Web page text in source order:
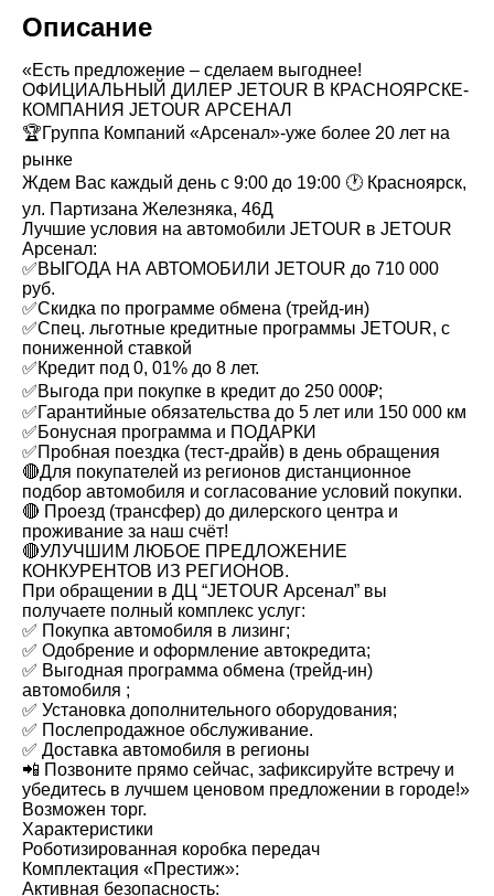
Описание
«Есть предложение – сделаем выгоднее!
ОФИЦИАЛЬНЫЙ ДИЛЕР JETOUR В КРАСНОЯРСКЕ-
КОМПАНИЯ JETOUR АРСЕНАЛ
🏆Группа Компаний «Арсенал»-уже более 20 лет на
рынке
Ждем Вас каждый день с 9:00 до 19:00 🕐 Красноярск,
ул. Партизана Железняка, 46Д
Лучшие условия на автомобили JETOUR в JETOUR
Арсенал:
✅ВЫГОДА НА АВТОМОБИЛИ JETOUR до 710 000
руб.
✅Скидка по программе обмена (трейд-ин)
✅Спец. льготные кредитные программы JETOUR, с
пониженной ставкой
✅Кредит под 0, 01% до 8 лет.
✅Выгода при покупке в кредит до 250 000₽;
✅Гарантийные обязательства до 5 лет или 150 000 км
✅Бонусная программа и ПОДАРКИ
✅Пробная поездка (тест-драйв) в день обращения
🔴Для покупателей из регионов дистанционное
подбор автомобиля и согласование условий покупки.
🔴 Проезд (трансфер) до дилерского центра и
проживание за наш счёт!
🔴УЛУЧШИМ ЛЮБОЕ ПРЕДЛОЖЕНИЕ
КОНКУРЕНТОВ ИЗ РЕГИОНОВ.
При обращении в ДЦ “JETOUR Арсенал” вы
получаете полный комплекс услуг:
✅ Покупка автомобиля в лизинг;
✅ Одобрение и оформление автокредита;
✅ Выгодная программа обмена (трейд-ин)
автомобиля ;
✅ Установка дополнительного оборудования;
✅ Послепродажное обслуживание.
✅ Доставка автомобиля в регионы
📲 Позвоните прямо сейчас, зафиксируйте встречу и
убедитесь в лучшем ценовом предложении в городе!»
Возможен торг.
Характеристики
Роботизированная коробка передач
Комплектация «Престиж»:
Активная безопасность: